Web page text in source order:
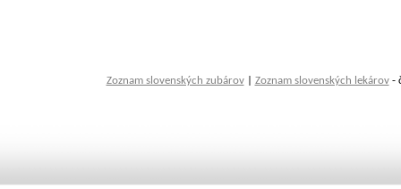
Zoznam slovenských zubárov| Zoznam slovenských lekárov-